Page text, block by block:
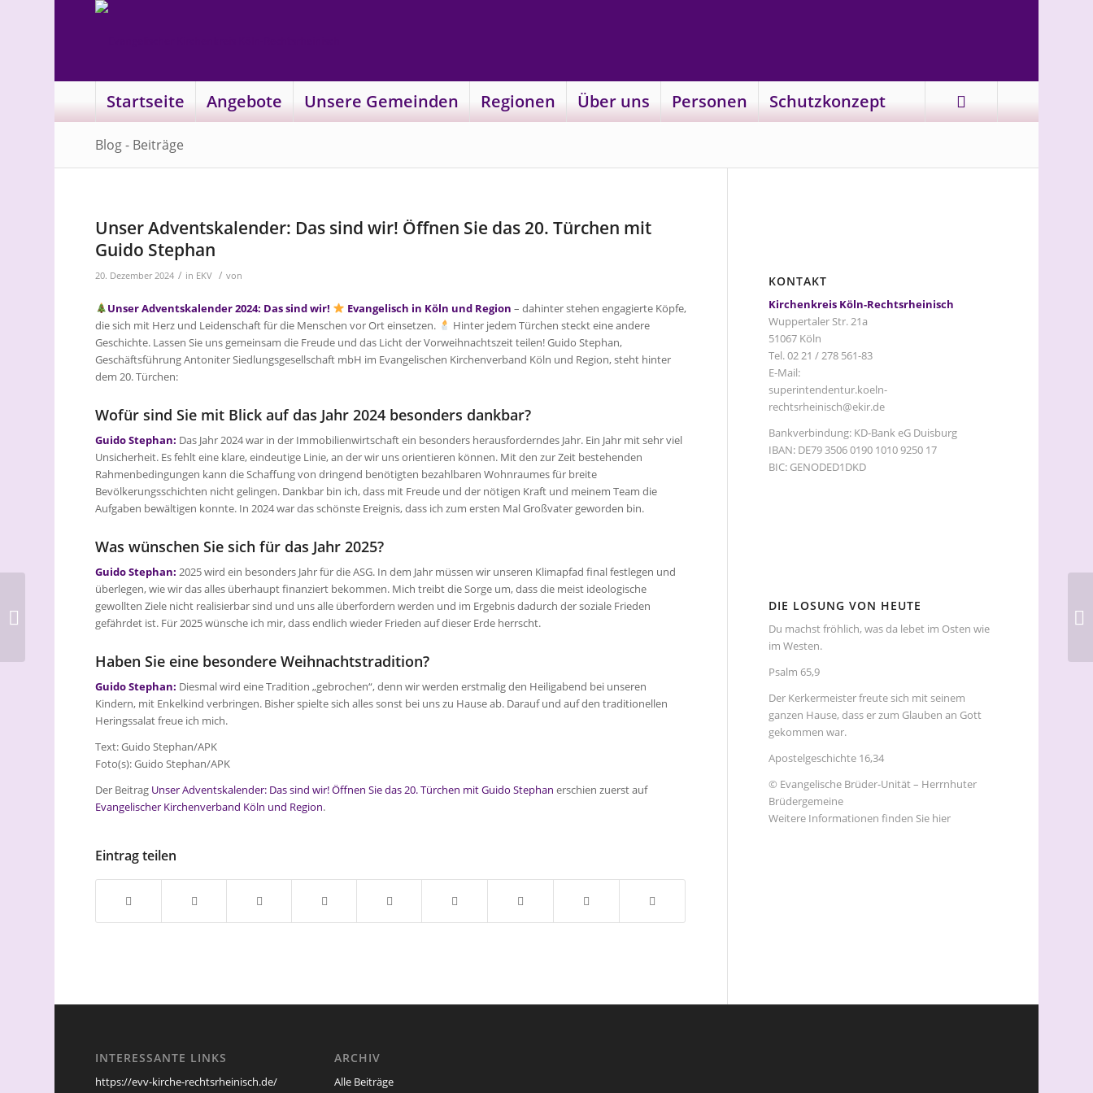
Startseite Angebote Unsere Gemeinden Regionen Über uns Personen Schutzkonzept
Blog - Beiträge
Unser Adventskalender: Das sind wir! Öffnen Sie das 20. Türchen mit
Guido Stephan
20. Dezember 2024 / in EKV / von
Unser Adventskalender 2024: Das sind wir! Evangelisch in Köln und Region – dahinter stehen engagierte Köpfe,
die sich mit Herz und Leidenschaft für die Menschen vor Ort einsetzen.
Hinter jedem Türchen steckt eine andere
Geschichte. Lassen Sie uns gemeinsam die Freude und das Licht der Vorweihnachtszeit teilen! Guido Stephan,
Geschäftsführung Antoniter Siedlungsgesellschaft mbH im Evangelischen Kirchenverband Köln und Region, steht hinter
dem 20. Türchen:
Wofür sind Sie mit Blick auf das Jahr 2024 besonders dankbar?
Guido Stephan: Das Jahr 2024 war in der Immobilienwirtschaft ein besonders herausforderndes Jahr. Ein Jahr mit sehr viel
Unsicherheit. Es fehlt eine klare, eindeutige Linie, an der wir uns orientieren können. Mit den zur Zeit bestehenden
Rahmenbedingungen kann die Schaffung von dringend benötigten bezahlbaren Wohnraumes für breite
Bevölkerungsschichten nicht gelingen. Dankbar bin ich, dass mit Freude und der nötigen Kraft und meinem Team die
Aufgaben bewältigen konnte. In 2024 war das schönste Ereignis, dass ich zum ersten Mal Großvater geworden bin.
Was wünschen Sie sich für das Jahr 2025?
Guido Stephan: 2025 wird ein besonders Jahr für die ASG. In dem Jahr müssen wir unseren Klimapfad final festlegen und
überlegen, wie wir das alles überhaupt finanziert bekommen. Mich treibt die Sorge um, dass die meist ideologische
gewollten Ziele nicht realisierbar sind und uns alle überfordern werden und im Ergebnis dadurch der soziale Frieden
gefährdet ist. Für 2025 wünsche ich mir, dass endlich wieder Frieden auf dieser Erde herrscht.
Haben Sie eine besondere Weihnachtstradition?
Guido Stephan: Diesmal wird eine Tradition „gebrochen“, denn wir werden erstmalig den Heiligabend bei unseren
Kindern, mit Enkelkind verbringen. Bisher spielte sich alles sonst bei uns zu Hause ab. Darauf und auf den traditionellen
Heringssalat freue ich mich.
Text: Guido Stephan/APK
Foto(s): Guido Stephan/APK
Der Beitrag Unser Adventskalender: Das sind wir! Öffnen Sie das 20. Türchen mit Guido Stephan erschien zuerst auf
Evangelischer Kirchenverband Köln und Region.
Eintrag teilen
KONTAKT
Kirchenkreis Köln-Rechtsrheinisch
Wuppertaler Str. 21a
51067 Köln
Tel. 02 21 / 278 561-83
E-Mail:
superintendentur.koeln-
rechtsrheinisch@ekir.de
Bankverbindung: KD-Bank eG Duisburg
IBAN: DE79 3506 0190 1010 9250 17
BIC: GENODED1DKD
DIE LOSUNG VON HEUTE
Du machst fröhlich, was da lebet im Osten wie
im Westen.
Psalm 65,9
Der Kerkermeister freute sich mit seinem
ganzen Hause, dass er zum Glauben an Gott
gekommen war.
Apostelgeschichte 16,34
© Evangelische Brüder-Unität – Herrnhuter
Brüdergemeine
Weitere Informationen finden Sie hier
INTERESSANTE LINKS
https://evv-kirche-rechtsrheinisch.de/
ARCHIV
Alle Beiträge
Adventskalender: Das
sind wir! Öffnen Sie das